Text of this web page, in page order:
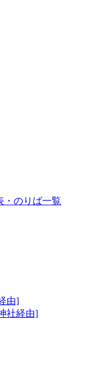
・のりば一覧
由]
社経由]